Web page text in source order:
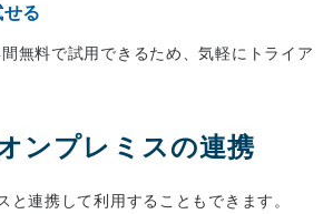
る
無料で試用できるため、気軽にトライア
ンプレミスの連携
と連携して利用することもできます。